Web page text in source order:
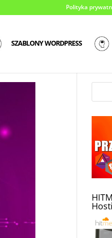
Polityka
SZABLONY WORDPRESS